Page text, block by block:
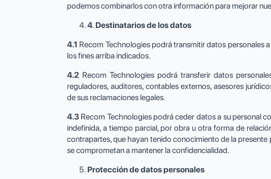
podemos combinarlos con otra información para mejorar
4. Destinatarios de los datos
4.1 Recom Technologies podrá transmitir datos personales
los fines arriba indicados.
4.2 Recom Technologies podrá transferir datos
reguladores, auditores, contables externos, asesores
de sus reclamaciones legales.
4.3 Recom Technologies podrá ceder datos a su personal
indefinida, a tiempo parcial, por obra u otra forma de
contrapartes, que hayan tenido conocimiento de la
se comprometan a mantener la confidencialidad.
Protección de datos personales